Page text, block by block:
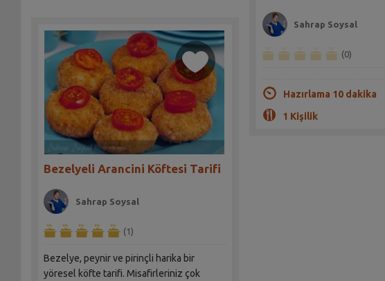
Bezelyeli Arancini Köftesi Tarifi
Sahrap Soysal
(1)
Bezelye, peynir ve pirinçli harika bir
yöresel köfte tarifi. Misafirleriniz çok
Sahrap Soysal
(0)
Hazırlama 10 dakika
1 Kişilik